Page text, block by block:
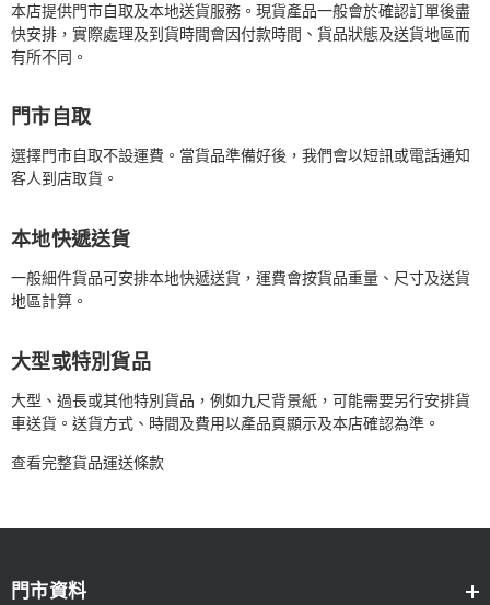
本店提供門市自取及本地送貨服務。現貨產品一般會於確認訂單後盡
快安排，實際處理及到貨時間會因付款時間、貨品狀態及送貨地區而
有所不同。
門市自取
選擇門市自取不設運費。當貨品準備好後，我們會以短訊或電話通知
客人到店取貨。
本地快遞送貨
一般細件貨品可安排本地快遞送貨，運費會按貨品重量、尺寸及送貨
地區計算。
大型或特別貨品
大型、過長或其他特別貨品，例如九尺背景紙，可能需要另行安排貨
車送貨。送貨方式、時間及費用以產品頁顯示及本店確認為準。
查看完整貨品運送條款
門市資料